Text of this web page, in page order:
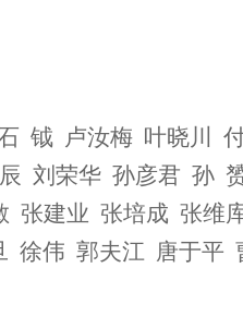
钺 卢汝梅 叶晓川
辰 刘荣华 孙彦君 孙
张建业 张培成 张维
徐伟 郭夫江 唐于平